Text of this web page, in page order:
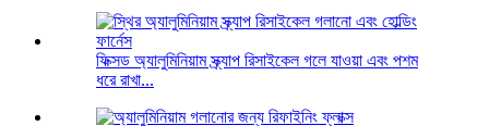
ফিক্সড অ্যালুমিনিয়াম স্ক্র্যাপ রিসাইকেল গলে যাওয়া এবং পশম
ধরে রাখা...